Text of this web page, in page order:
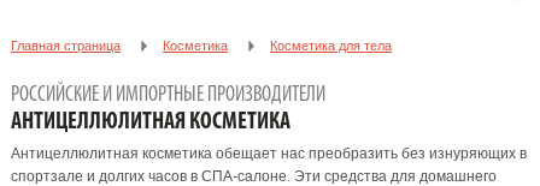
Главная страница Косметика Косметика для тела
РОССИЙСКИЕ И ИМПОРТНЫЕ ПРОИЗВОДИТЕЛИ
АНТИЦЕЛЛЮЛИТНАЯ КОСМЕТИКА
Антицеллюлитная косметика обещает нас преобразить без изнуряющих в
спортзале и долгих часов в СПА-салоне. Эти средства для домашнего